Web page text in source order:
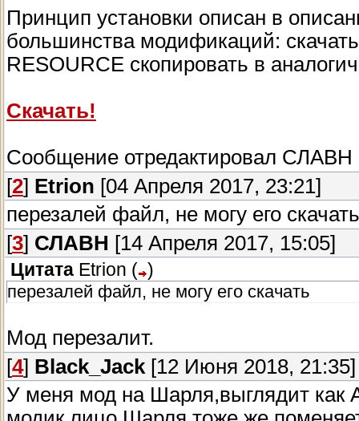
Принцип установки описан в
большинства модификаций:
RESOURCE скопировать в
Скачать!
Сообщение отредактировал СЛАВН
[2] Etrion [04 Апреля 2017, 23:21]
перезалей файл, не могу его скачать
[3] СЛАВН [14 Апреля 2017, 15:05]
Цитата Etrion ( )
перезалей файл, не могу его скачать
Мод перезалит.
[4] Black_Jack [12 Июня 2018, 21:35]
У меня мод на Шарля,выглядит как